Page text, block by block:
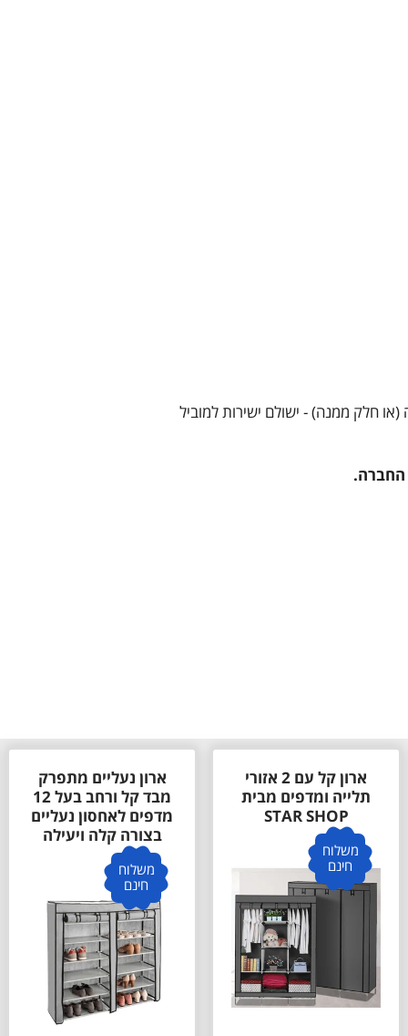
החברה.
ארון קל עם 2 אזורי
תלייה ומדפים מבית
STAR SHOP
משלוח
חינם
ארון נעליים מתפרק
מבד קל ורחב בעל 12
מדפים לאחסון נעליים
בצורה קלה ויעילה
משלוח
חינם